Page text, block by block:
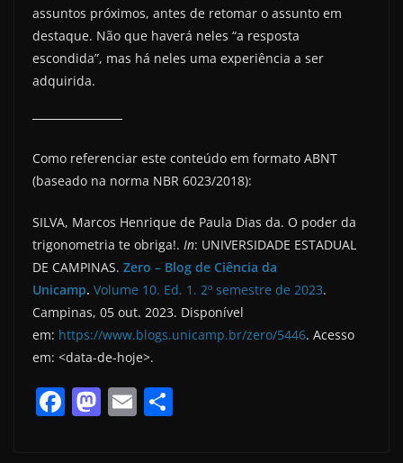
assuntos próximos, antes de retomar o assunto em
destaque. Não que haverá neles “a resposta
escondida”, mas há neles uma experiência a ser
adquirida.
Como referenciar este conteúdo em formato ABNT
(baseado na norma NBR 6023/2018):
SILVA, Marcos Henrique de Paula Dias da. O poder da
trigonometria te obriga!. In: UNIVERSIDADE ESTADUAL
DE CAMPINAS. Zero – Blog de Ciência da
Unicamp. Volume 10. Ed. 1. 2º semestre de 2023.
Campinas, 05 out. 2023. Disponível
em: https://www.blogs.unicamp.br/zero/5446. Acesso
em: <data-de-hoje>.
F
a
M
a
E
m